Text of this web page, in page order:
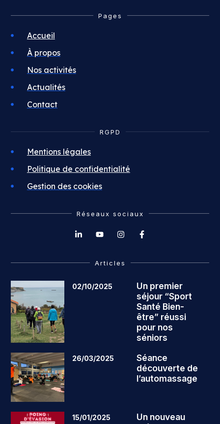
Pages
Accueil
À propos
Nos activités
Actualités
Contact
RGPD
Mentions légales
Politique de confidentialité
Gestion des cookies
Réseaux sociaux
Articles
02/10/2025
Un premier
séjour “Sport
Santé Bien-
être” réussi
pour nos
séniors
26/03/2025
Séance
découverte de
l’automassage
15/01/2025
Un nouveau